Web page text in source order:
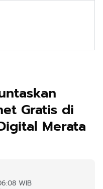
Gratis di
Merata
WIB